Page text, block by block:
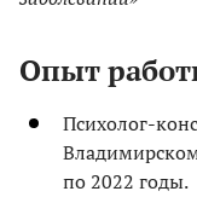
Опыт
Психолог-
по 2022 годы.